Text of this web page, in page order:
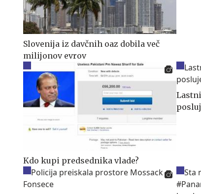
Slovenija iz davčnih oaz dobila več
milijonov evrov
Kdo kupi predsednika vlade?